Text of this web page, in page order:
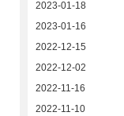
2023-01-18
2023-01-16
2022-12-15
2022-12-02
2022-11-16
2022-11-10